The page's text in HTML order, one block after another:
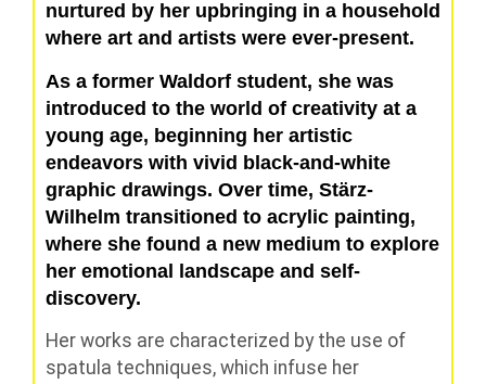
nurtured by her upbringing in a household
where art and artists were ever-present.
As a former Waldorf student, she was
introduced to the world of creativity at a
young age, beginning her artistic
endeavors with vivid black-and-white
graphic drawings. Over time, Stärz-
Wilhelm transitioned to acrylic painting,
where she found a new medium to explore
her emotional landscape and self-
discovery.
Her works are characterized by the use of
spatula techniques, which infuse her